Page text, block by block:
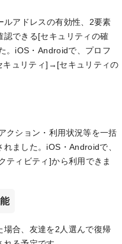
ルアドレスの有効性、2要素
認できる[セキュリティの確
。iOS・Androidで、プロフ
キュリティ]→[セキュリティの
クション・利用状況等を一括
ました。iOS・Androidで、
ティビティ]から利用できま
場合、友達を2人選んで復帰